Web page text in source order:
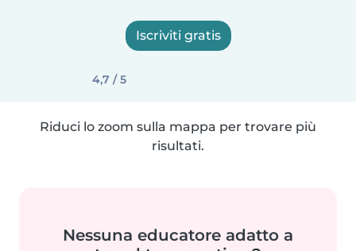
Iscriviti gratis
4,7 / 5
Riduci lo zoom sulla mappa per trovare più
risultati.
Nessuna educatore adatto a